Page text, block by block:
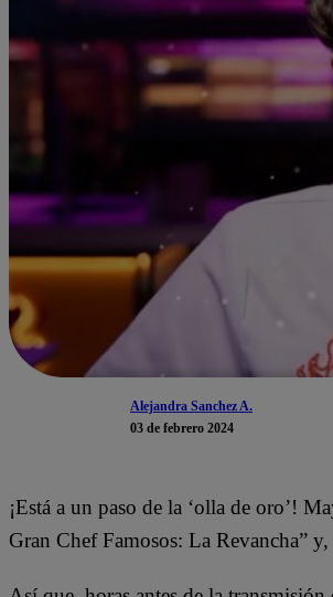
Alejandra Sanchez A.
03 de febrero 2024
¡Está a un paso de la ‘olla de oro’!
Gran Chef Famosos: La Revancha”